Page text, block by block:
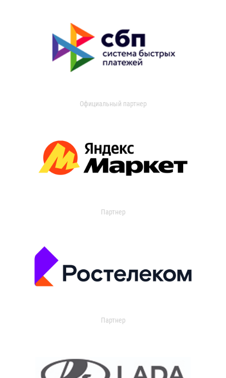
Официальный партнер
Партнер
Партнер